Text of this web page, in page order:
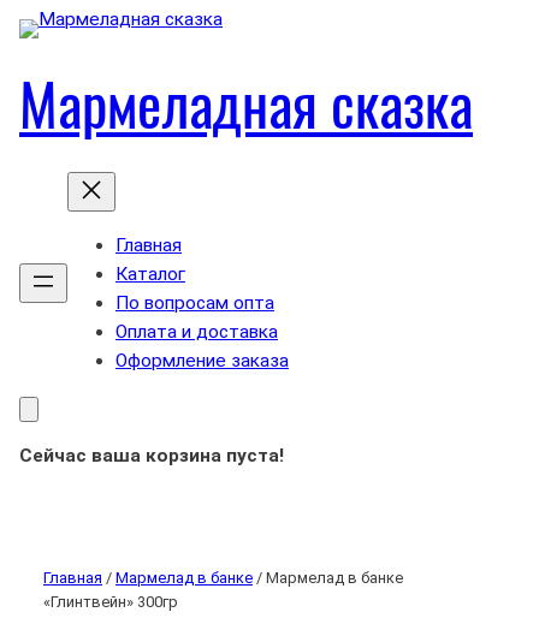
Мармеладная сказка
Главная
Каталог
По вопросам опта
Оплата и доставка
Оформление заказа
Сейчас ваша корзина пуста!
Главная / Мармелад в банке / Мармелад в банке
«Глинтвейн» 300гр